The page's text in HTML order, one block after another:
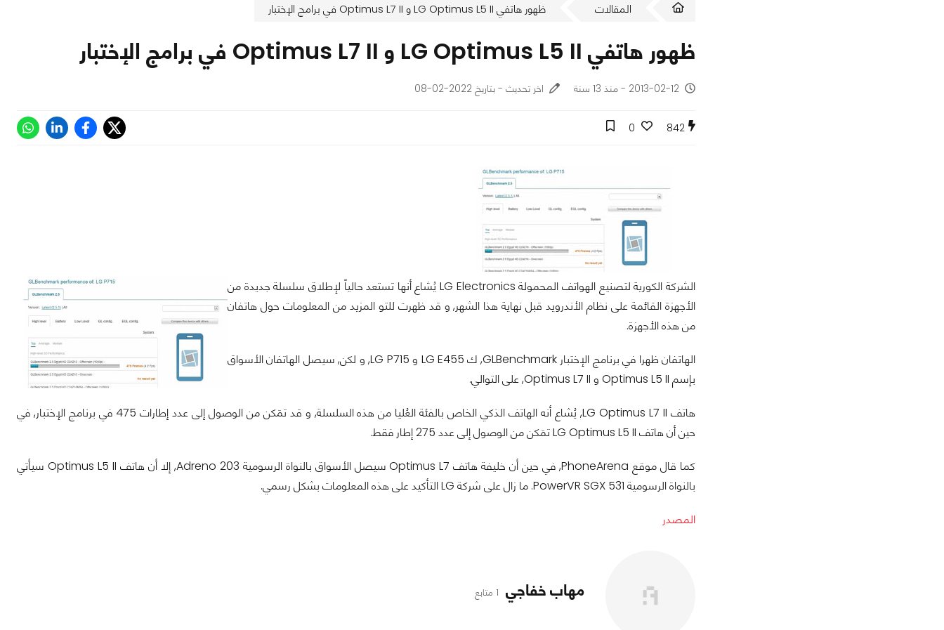
المقالات ظهور هاتفي LG Optimus L5 II و Optimus L7 II في برامج الإختبار
ظهور هاتفي LG Optimus L5 II و Optimus L7 II في برامج الإختبار
2013-02-12 - منذ 13 سنة اخر تحديث - بتاريخ 2022-02-08
842
0
الشركة الكورية لتصنيع الهواتف المحمولة LG Electronics يُشاع أنها تستعد حالياً لإطلاق سلسلة جديدة من
الأجهزة القائمة على نظام الأندرويد قبل نهاية هذا الشهر, و قد ظهرت للتو المزيد من المعلومات حول هاتفان
من هذه الأجهزة.
الهاتفان ظهرا في برنامج الإختبار GLBenchmark, ك LG E455 و LG P715, و لكن, سيصل الهاتفان الأسواق
بإسم Optimus L5 II و Optimus L7 II, على التوالي.
هاتف LG Optimus L7 II, يُشاع أنه الهاتف الذكي الخاص بالفئة العُليا من هذه السلسلة, و قد تمَكن من الوصول إلى عدد إطارات 475 في برنامج الإختبار, في
حين أن هاتف LG Optimus L5 II تمَكن من الوصول إلى عدد 275 إطار فقط.
كما قال موقع PhoneArena, في حين أن خليفة هاتف Optimus L7 سيصل الأسواق بالنواة الرسومية Adreno 203, إلا أن هاتف Optimus L5 II سيأتي
بالنواة الرسومية PowerVR SGX 531. ما زال على شركة LG التأكيد على هذه المعلومات بشكل رسمي.
المصدر
مهاب خفاجي 1 متابع